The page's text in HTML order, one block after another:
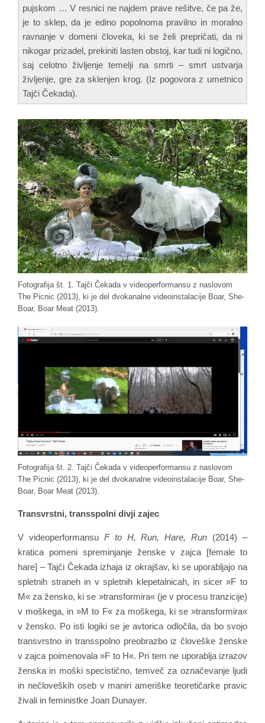
pujskom … V resnici ne najdem prave rešitve, če pa že,
je to sklep, da je edino popolnoma pravilno in moralno
ravnanje v domeni človeka, ki se želi prepričati, da ni
nikogar prizadel, prekiniti lasten obstoj, kar tudi ni logično,
saj celotno življenje temelji na smrti – smrt ustvarja
življenje, gre za sklenjen krog. (Iz pogovora z umetnico
Tajči Čekada).
Fotografija št. 1. Tajči Čekada v videoperformansu z naslovom
The Picnic (2013), ki je del dvokanalne videoinstalacije Boar, She-
Boar, Boar Meat (2013).
Fotografija št. 2. Tajči Čekada v videoperformansu z naslovom
The Picnic (2013), ki je del dvokanalne videoinstalacije Boar, She-
Boar, Boar Meat (2013).
Transvrstni, transspolni divji zajec
V videoperformansu F to H, Run, Hare, Run (2014) –
kratica pomeni spreminjanje ženske v zajca [female to
hare] – Tajči Čekada izhaja iz okrajšav, ki se uporabljajo na
spletnih straneh in v spletnih klepetalnicah, in sicer »F to
M« za žensko, ki se »transformira« (je v procesu tranzicije)
v moškega, in »M to F« za moškega, ki se »transformira«
v žensko. Po isti logiki se je avtorica odločila, da bo svojo
transvrstno in transspolno preobrazbo iz človeške ženske
v zajca poimenovala »F to H«. Pri tem ne uporablja izrazov
ženska in moški specistično, temveč za označevanje ljudi
in nečloveških oseb v maniri ameriške teoretičarke pravic
živali in feministke Joan Dunayer.